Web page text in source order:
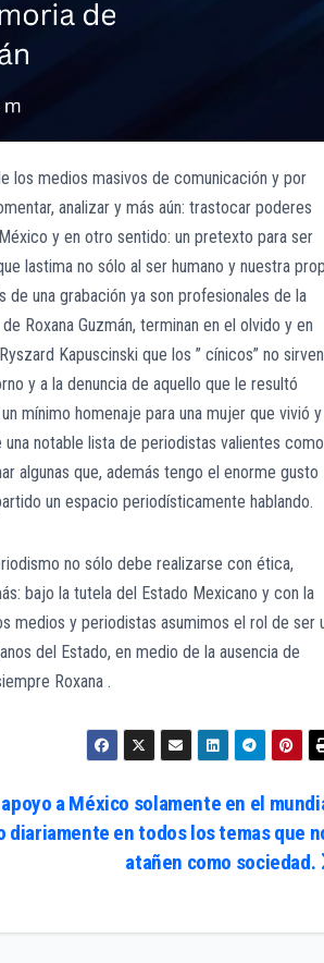
los medios masivos de comunicación y por
analizar y más aún: trastocar poderes
y en otro sentido: un pretexto para ser
lastima no sólo al ser humano y nuestra
una grabación ya son profesionales de la
Roxana Guzmán, terminan en el olvido y en
Kapuscinski que los ” cínicos” no sirven
y a la denuncia de aquello que le resultó
mínimo homenaje para una mujer que vivió y
notable lista de periodistas valientes como
algunas que, además tengo el enorme gusto
un espacio periodísticamente hablando.
no sólo debe realizarse con ética,
bajo la tutela del Estado Mexicano y con la
medios y periodistas asumimos el rol de ser
del Estado, en medio de la ausencia de
Roxana .
apoyo a México solamente en el
diariamente en todos los temas que
atañen como sociedad.